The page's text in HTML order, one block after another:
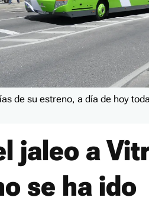
de su estreno, a día de hoy
jaleo a
se ha ido